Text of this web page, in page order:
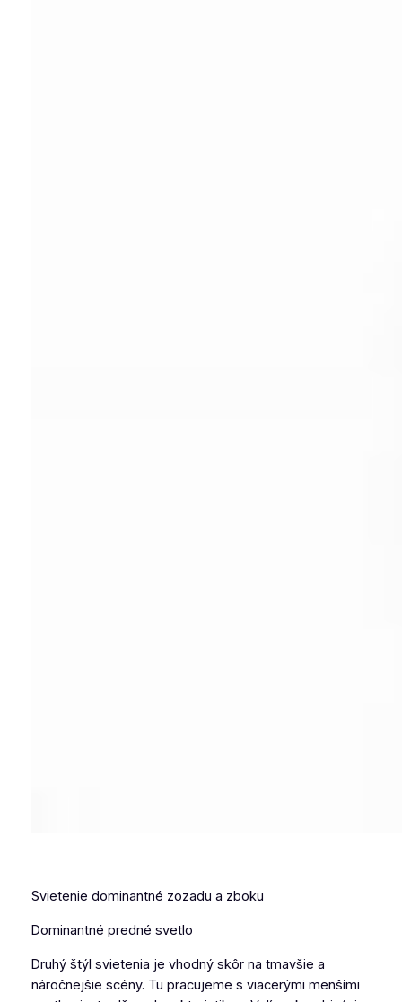
Svietenie dominantné zozadu a zboku
Dominantné predné svetlo
Druhý štýl svietenia je vhodný skôr na tmavšie a
náročnejšie scény. Tu pracujeme s viacerými menšími